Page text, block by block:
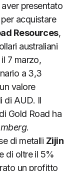
presentato
acquistare
Resources,
australiani
7 marzo,
a 3,3
valore
di AUD. Il
Gold Road ha
.
di metalli Zijin
di oltre il 5%
un profitto